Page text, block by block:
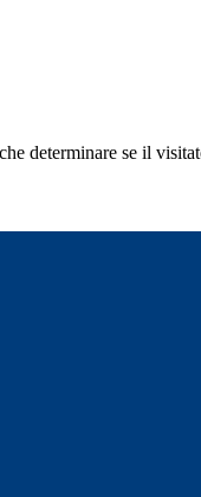
determinare se il